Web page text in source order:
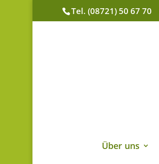
Tel. (08721) 50 67 70
Über uns